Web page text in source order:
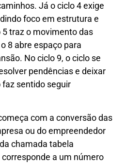
Já o ciclo 4 exige
foco em estrutura e
traz o movimento das
8 abre espaço para
No ciclo 9, o ciclo se
pendências e deixar
faz sentido seguir
com a conversão das
ou do empreendedor
chamada tabela
a um número